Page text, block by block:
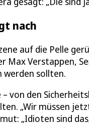
nach
auf die Pelle
Max Verstappen,
werden sollten.
von den
„Wir müssen
„Idioten sind